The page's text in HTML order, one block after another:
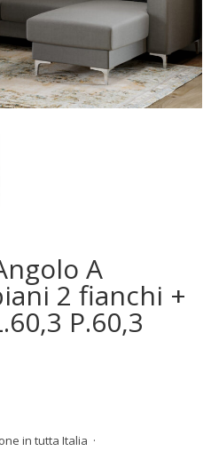
A
2 fianchi +
P.60,3
in tutta Italia ·